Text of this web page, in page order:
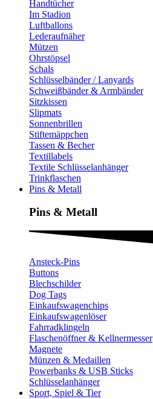
Handtücher
Im Stadion
Luftballons
Lederaufnäher
Mützen
Ohrstöpsel
Schals
Schlüsselbänder / Lanyards
Schweißbänder & Armbänder
Sitzkissen
Slipmats
Sonnenbrillen
Stiftemäppchen
Tassen & Becher
Textillabels
Textile Schlüsselanhänger
Trinkflaschen
Pins & Metall
Pins & Metall​
Ansteck-Pins
Buttons
Blechschilder
Dog Tags
Einkaufswagenchips
Einkaufswagenlöser
Fahrradklingeln
Flaschenöffner & Kellnermesser
Magnete
Münzen & Medaillen
Powerbanks & USB Sticks
Schlüsselanhänger
Sport, Spiel & Tier